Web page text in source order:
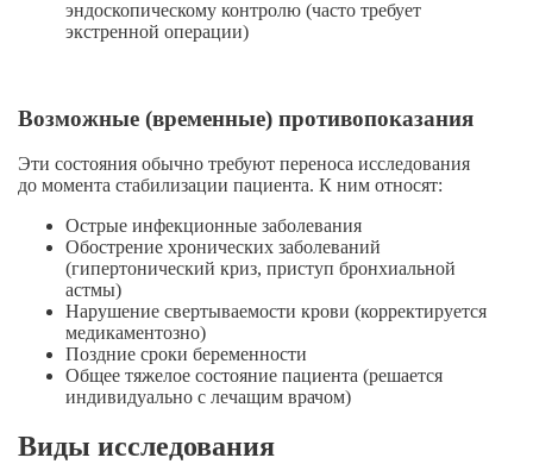
эндоскопическому контролю (часто требует
экстренной операции)
Возможные (временные) противопоказания
Эти состояния обычно требуют переноса исследования
до момента стабилизации пациента. К ним относят:
Острые инфекционные заболевания
Обострение хронических заболеваний
(гипертонический криз, приступ бронхиальной
астмы)
Нарушение свертываемости крови (корректируется
медикаментозно)
Поздние сроки беременности
Общее тяжелое состояние пациента (решается
индивидуально с лечащим врачом)
Виды исследования